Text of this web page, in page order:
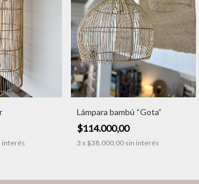
interés
Lámpara bambú “Gota”
$114.000,00
3 x $38.000,00 sin interés